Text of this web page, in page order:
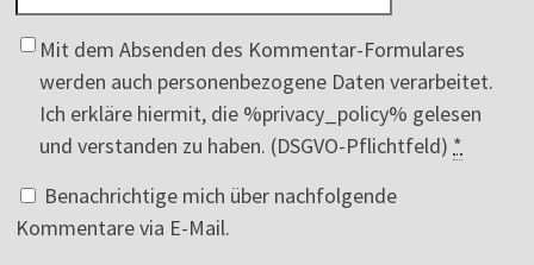
Mit dem Absenden des Kommentar-Formulares
werden auch personenbezogene Daten verarbeitet.
Ich erkläre hiermit, die %privacy_policy% gelesen
und verstanden zu haben. (DSGVO-Pflichtfeld) *
Benachrichtige mich über nachfolgende
Kommentare via E-Mail.